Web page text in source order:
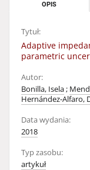
OPIS
Tytuł:
Adaptive
parametric
Autor:
Bonilla, Isela;
Hernández-Alfaro,
Data wydania:
2018
Typ zasobu:
artykuł